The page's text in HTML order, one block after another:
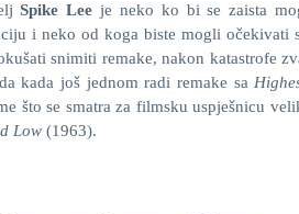
Spike Lee je neko ko bi se zaista
i neko od koga biste mogli očekivati
snimiti remake, nakon katastrofe
kada još jednom radi remake sa
što se smatra za filmsku uspješnicu
Low (1963).